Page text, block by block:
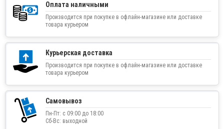
Оплата наличными
Производится при покупке в офлайн-магазине или доставке
товара курьером
Курьерская доставка
Производится при покупке в офлайн-магазине или доставке
товара курьером
Самовывоз
Пн-Пт: с 09:00 до 18:00
Сб-Вс: выходной